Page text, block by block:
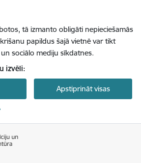
tā izmanto obligāti nepieciešamās
papildus šajā vietnē var tikt
sociālo mediju sīkdatnes.
izvēli:
Apstiprināt visas